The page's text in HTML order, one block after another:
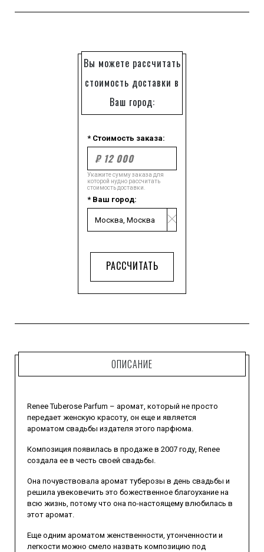
Вы можете рассчитать
стоимость доставки в
Ваш город:
* Стоимость заказа:
Укажите сумму заказа для
которой нудно рассчитать
стоимость доставки.
* Ваш город:
РАССЧИТАТЬ
ОПИСАНИЕ
Renee Tuberose Parfum – аромат, который не просто
передает женскую красоту, он еще и является
ароматом свадьбы издателя этого парфюма.
Композиция появилась в продаже в 2007 году, Renee
создала ее в честь своей свадьбы.
Она почувствовала аромат туберозы в день свадьбы и
решила увековечить это божественное благоухание на
всю жизнь, потому что она по-настоящему влюбилась в
этот аромат.
Еще одним ароматом женственности, утонченности и
легкости можно смело назвать композицию под